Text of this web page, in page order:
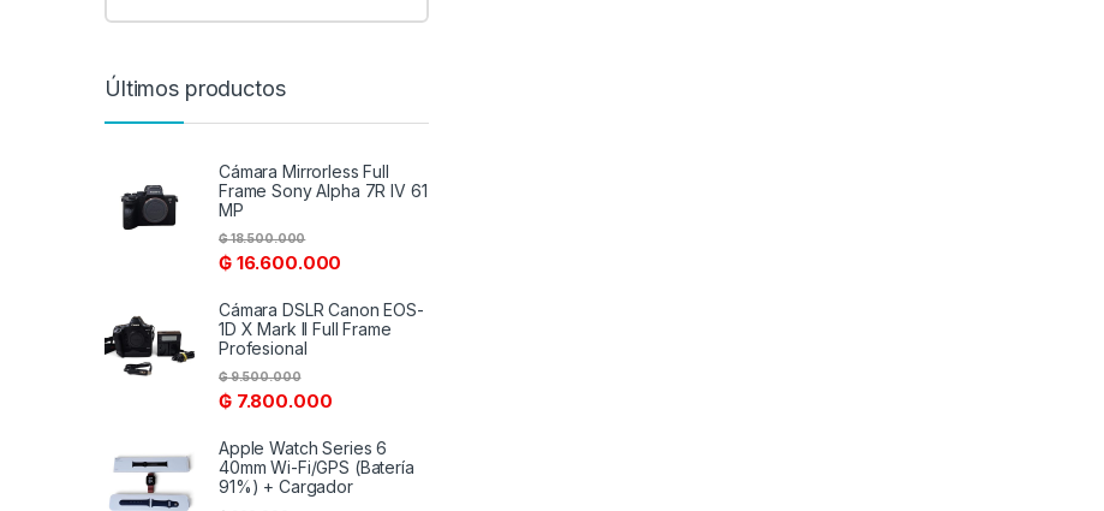
Últimos productos
Cámara Mirrorless Full
Frame Sony Alpha 7R IV 61
MP
₲16.600.000
₲18.500.000
Cámara DSLR Canon EOS-
1D X Mark II Full Frame
Profesional
₲7.800.000
₲9.500.000
Apple Watch Series 6
40mm Wi-Fi/GPS (Batería
91%) + Cargador